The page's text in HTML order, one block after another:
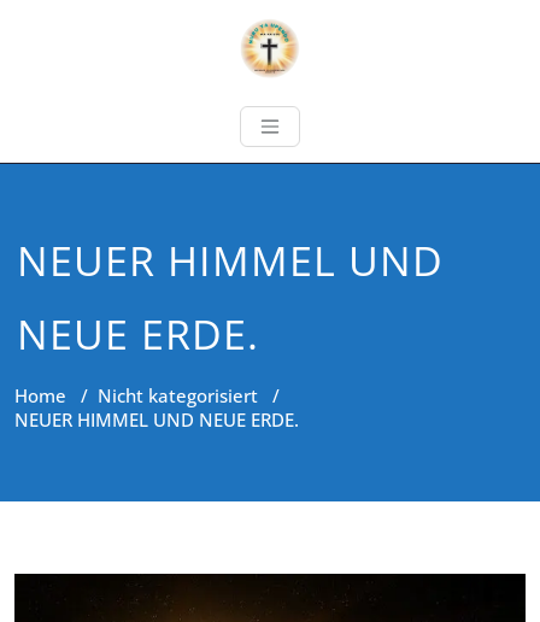
NEUER HIMMEL UND
NEUE ERDE.
Home / Nicht kategorisiert /
NEUER HIMMEL UND NEUE ERDE.